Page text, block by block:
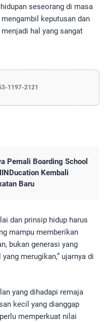
seseorang di masa
keputusan dan
hal yang sangat
1197-2121
Pemali Boarding School
Kembali
Baru
dan prinsip hidup harus
mampu memberikan
bukan generasi yang
merugikan,” ujarnya di
yang dihadapi remaja
kecil yang dianggap
memperkuat nilai